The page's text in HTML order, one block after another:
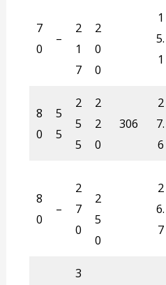
1
5.
1
2
0
0
2
1
7
–
7
0
2
7.
6
306
2
2
0
2
5
5
5
5
8
0
2
6.
7
2
5
0
2
7
0
–
8
0
3